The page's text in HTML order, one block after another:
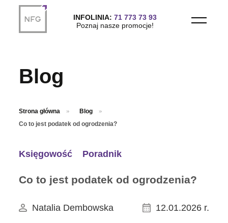
Przejdź do treści głównej
INFOLINIA: 71 773 73 93
Poznaj nasze promocje!
Blog
Strona główna
Blog
Co to jest podatek od ogrodzenia?
Księgowość Poradnik
Co to jest podatek od ogrodzenia?
Natalia Dembowska 12.01.2026 r.